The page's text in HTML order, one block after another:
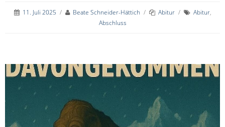
11. Juli 2025 / Beate Schneider-Hättich / Abitur / Abitur,
Abschluss